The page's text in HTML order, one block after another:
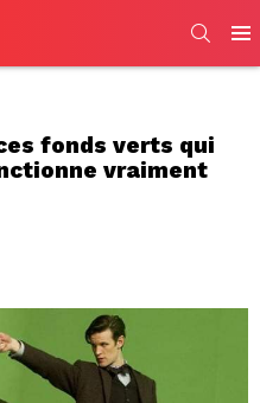
fonds verts qui
vraiment